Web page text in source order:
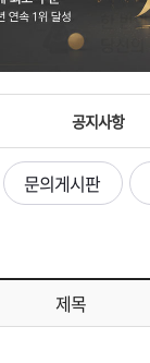
공지사항
문의게시판
제목